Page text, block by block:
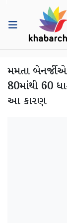
મમતા
80માંથી 60
આ કારણ